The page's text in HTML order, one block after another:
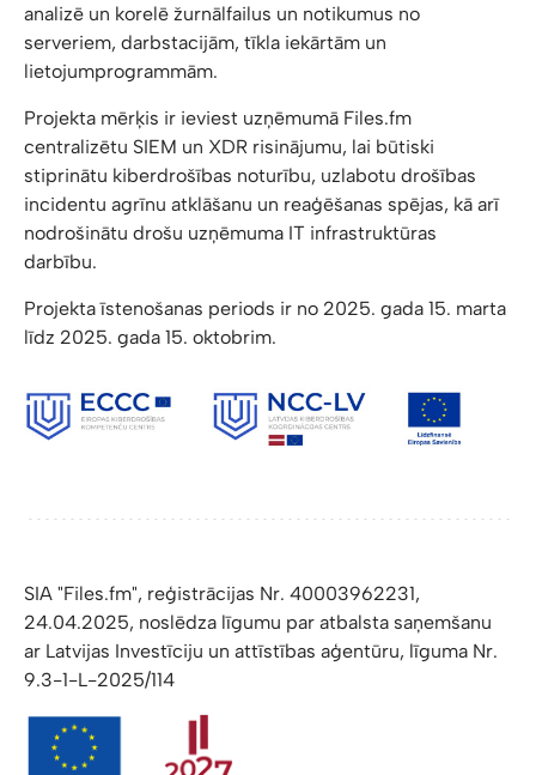
analizē un korelē žurnālfailus un notikumus no
serveriem, darbstacijām, tīkla iekārtām un
lietojumprogrammām.
Projekta mērķis ir ieviest uzņēmumā Files.fm
centralizētu SIEM un XDR risinājumu, lai būtiski
stiprinātu kiberdrošības noturību, uzlabotu drošības
incidentu agrīnu atklāšanu un reaģēšanas spējas, kā arī
nodrošinātu drošu uzņēmuma IT infrastruktūras
darbību.
Projekta īstenošanas periods ir no 2025. gada 15. marta
līdz 2025. gada 15. oktobrim.
SIA "Files.fm", reģistrācijas Nr. 40003962231,
24.04.2025, noslēdza līgumu par atbalsta saņemšanu
ar Latvijas Investīciju un attīstības aģentūru, līguma Nr.
9.3-1-L-2025/114